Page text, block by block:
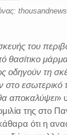
του
θασίτικο
οδηγούν τη
εσωτερικό
αποκαλύψει»
της στο
ότι η